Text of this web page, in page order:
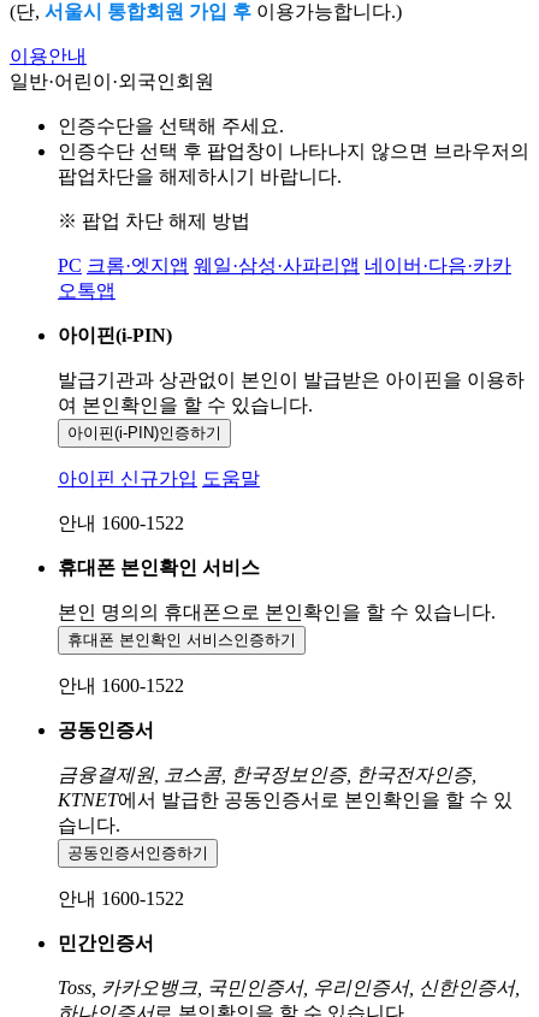
(단, 서울시 통합회원 가입 후 이용가능합니다.)
이용안내
일반·어린이·외국인회원
인증수단을 선택해 주세요.
인증수단 선택 후 팝업창이 나타나지 않으면 브라우저의
팝업차단을 해제하시기 바랍니다.
※ 팝업 차단 해제 방법
PC 크롬·엣지앱 웨일·삼성·사파리앱 네이버·다음·카카
오톡앱
아이핀(i-PIN)
발급기관과 상관없이 본인이 발급받은 아이핀을 이용하
여 본인확인을 할 수 있습니다.
아이핀(i-PIN)인증하기
아이핀 신규가입 도움말
안내 1600-1522
휴대폰 본인확인 서비스
본인 명의의 휴대폰으로 본인확인을 할 수 있습니다.
휴대폰 본인확인 서비스인증하기
안내 1600-1522
공동인증서
금융결제원, 코스콤, 한국정보인증, 한국전자인증,
KTNET에서 발급한 공동인증서로 본인확인을 할 수 있
습니다.
공동인증서 인증하기
안내 1600-1522
민간인증서
Toss, 카카오뱅크, 국민인증서, 우리인증서, 신한인증서,